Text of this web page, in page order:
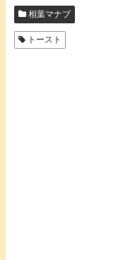
相葉マナブ
トースト